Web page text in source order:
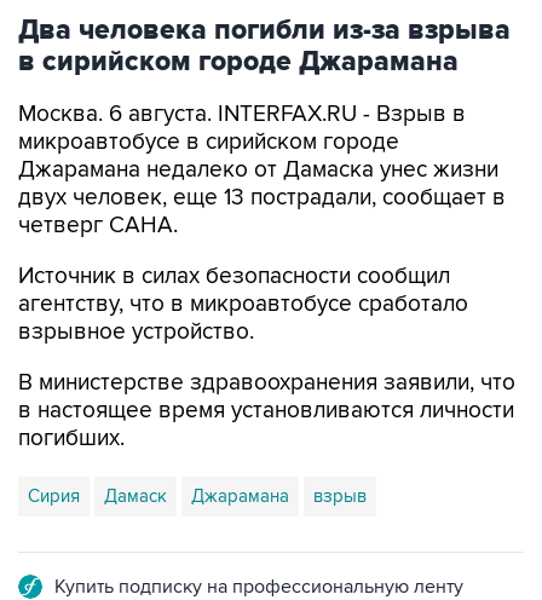
Два человека погибли из-за взрыва
в сирийском городе Джарамана
Москва. 6 августа. INTERFAX.RU - Взрыв в
микроавтобусе в сирийском городе
Джарамана недалеко от Дамаска унес жизни
двух человек, еще 13 пострадали, сообщает в
четверг САНА.
Источник в силах безопасности сообщил
агентству, что в микроавтобусе сработало
взрывное устройство.
В министерстве здравоохранения заявили, что
в настоящее время установливаются личности
погибших.
Сирия Дамаск Джарамана взрыв
Купить подписку на профессиональную ленту